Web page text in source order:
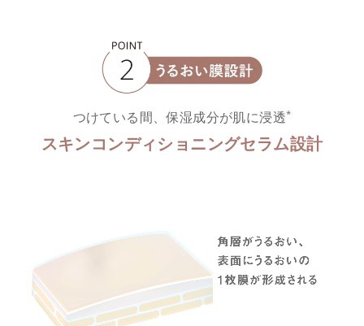
つけている間、保湿成分が肌に浸透*
スキンコンディショニングセラム設計